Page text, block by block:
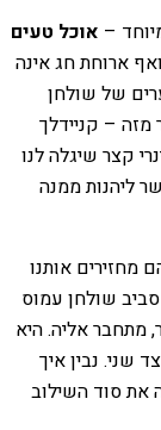
– אוכל טעים
ארוחת חג אינה
של שולחן
– קניידלך
קצר שיגלה לנו
ליהנות ממנה
מחזירים אותנו
סביב שולחן עמוס
מתחבר אליה. היא
שני. נבין איך
את סוד השילוב